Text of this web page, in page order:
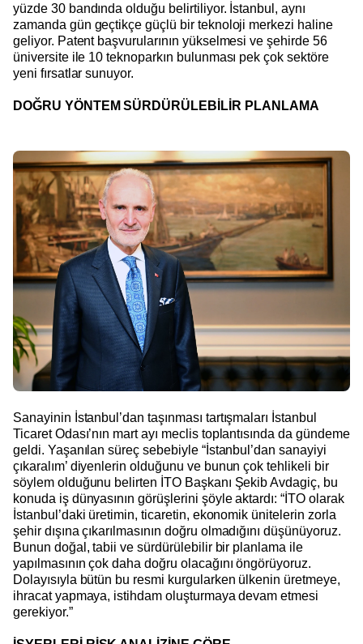
yüzde 30 bandında olduğu belirtiliyor. İstanbul, aynı
zamanda gün geçtikçe güçlü bir teknoloji merkezi haline
geliyor. Patent başvurularının yükselmesi ve şehirde 56
üniversite ile 10 teknoparkın bulunması pek çok sektöre
yeni fırsatlar sunuyor.
DOĞRU YÖNTEM SÜRDÜRÜLEBİLİR PLANLAMA
Sanayinin İstanbul’dan taşınması tartışmaları İstanbul
Ticaret Odası’nın mart ayı meclis toplantısında da gündeme
geldi. Yaşanılan süreç sebebiyle “İstanbul’dan sanayiyi
çıkaralım’ diyenlerin olduğunu ve bunun çok tehlikeli bir
söylem olduğunu belirten İTO Başkanı Şekib Avdagiç, bu
konuda iş dünyasının görüşlerini şöyle aktardı: “İTO olarak
İstanbul’daki üretimin, ticaretin, ekonomik ünitelerin zorla
şehir dışına çıkarılmasının doğru olmadığını düşünüyoruz.
Bunun doğal, tabii ve sürdürülebilir bir planlama ile
yapılmasının çok daha doğru olacağını öngörüyoruz.
Dolayısıyla bütün bu resmi kurgularken ülkenin üretmeye,
ihracat yapmaya, istihdam oluşturmaya devam etmesi
gerekiyor.”